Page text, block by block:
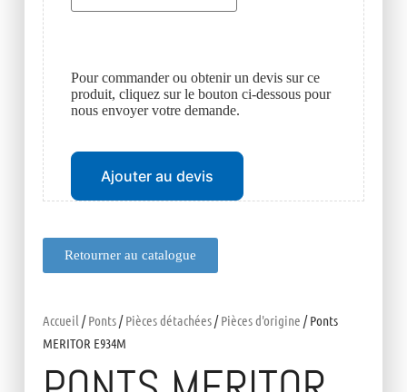
Retourner au catalogue
Accueil /Ponts/Pièces détachées/Pièces d'origine / Ponts
MERITOR E934M
Pour commander ou obtenir un devis sur ce
produit, cliquez sur le bouton ci-dessous pour
nous envoyer votre demande.
Ajouter au devis